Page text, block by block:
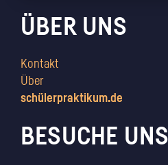
ÜBER UNS
Kontakt
Über
schülerpraktikum.de
BESUCHE